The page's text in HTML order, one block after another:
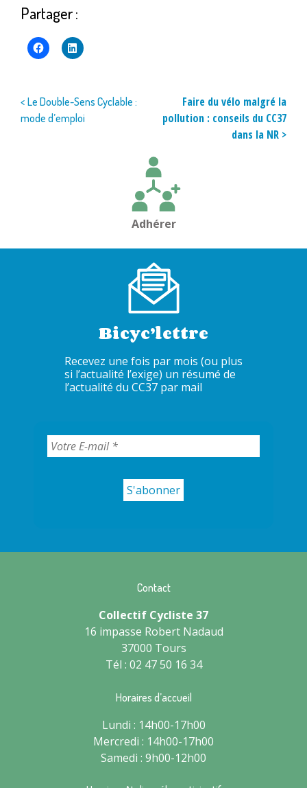
Partager :
Navigation
de
< Le Double-Sens Cyclable :
mode d’emploi
Faire du vélo malgré la
pollution : conseils du CC37
dans la NR >
Adhérer
Bicyc’lettre
Recevez une fois par mois (ou plus
si l’actualité l’exige) un résumé de
l’actualité du CC37 par mail
Contact
Collectif Cycliste 37
16 impasse Robert Nadaud
37000 Tours
Tél : 02 47 50 16 34
Horaires d’accueil
Lundi : 14h00-17h00
Mercredi : 14h00-17h00
Samedi : 9h00-12h00